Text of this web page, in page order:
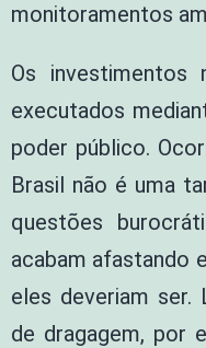
monitoramentos
Os investimentos
executados
poder público.
Brasil não é uma
questões
acabam afastando
eles deveriam ser.
de dragagem, por